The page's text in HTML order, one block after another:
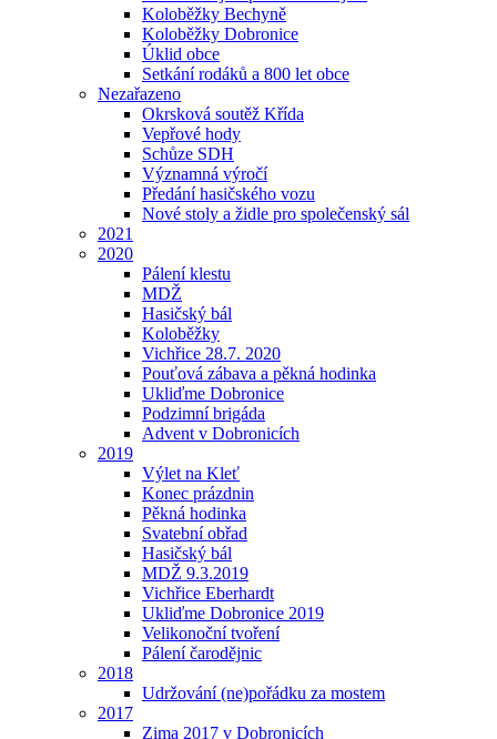
Koloběžky Bechyně
Koloběžky Dobronice
Úklid obce
Setkání rodáků a 800 let obce
Nezařazeno
Okrsková soutěž Křída
Vepřové hody
Schůze SDH
Významná výročí
Předání hasičského vozu
Nové stoly a židle pro společenský sál
2021
2020
Pálení klestu
MDŽ
Hasičský bál
Koloběžky
Vichřice 28.7. 2020
Pouťová zábava a pěkná hodinka
Ukliďme Dobronice
Podzimní brigáda
Advent v Dobronicích
2019
Výlet na Kleť
Konec prázdnin
Pěkná hodinka
Svatební obřad
Hasičský bál
MDŽ 9.3.2019
Vichřice Eberhardt
Ukliďme Dobronice 2019
Velikonoční tvoření
Pálení čarodějnic
2018
Udržování (ne)pořádku za mostem
2017
Zima 2017 v Dobronicích